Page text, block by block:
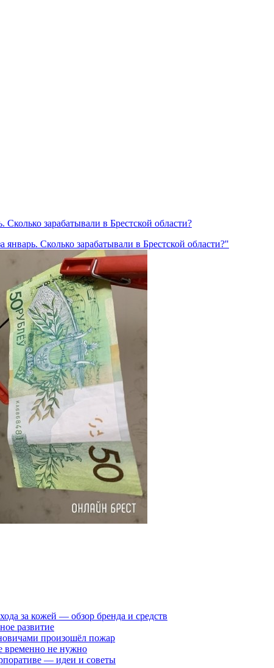
Сколько зарабатывали в Брестской области?
январь. Сколько зарабатывали в Брестской области?"
за кожей — обзор бренда и средств
развитие
произошёл пожар
временно не нужно
— идеи и советы